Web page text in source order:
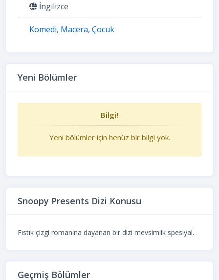
İngilizce
Komedi, Macera, Çocuk
Yeni Bölümler
Bilgi!
Yeni bölümler için henüz bir bilgi yok.
Snoopy Presents Dizi Konusu
Fıstık çizgi romanına dayanan bir dizi mevsimlik spesiyal.
Geçmiş Bölümler